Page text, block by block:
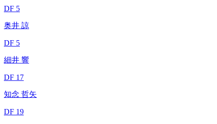
DF 5
奥井 諒
DF 5
細井 響
DF 17
知念 哲矢
DF 19